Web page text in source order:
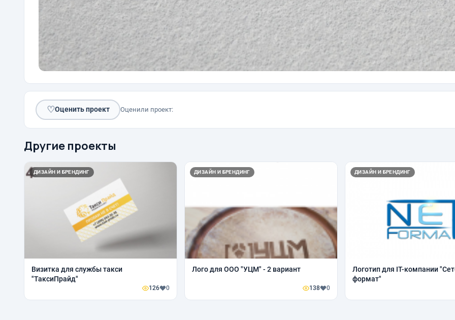
♡Оценить проект Оценили проект:
Другие проекты
ДИЗАЙН И БРЕНДИНГ
Визитка для службы такси
"ТаксиПрайд"
126 0
ДИЗАЙН И БРЕНДИНГ
Лого для ООО "УЦМ" - 2 вариант
138 0
ДИЗАЙН И БРЕНДИНГ
Логотип для IT-компании
формат"